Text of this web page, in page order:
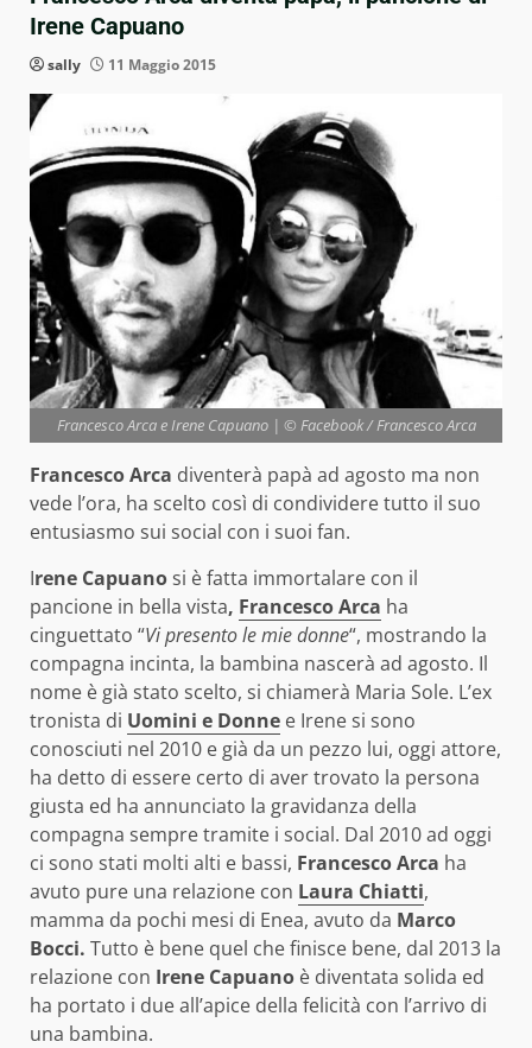
Irene Capuano
sally 11 Maggio 2015
Francesco Arca e Irene Capuano | © Facebook / Francesco Arca
Francesco Arca diventerà papà ad agosto ma non
vede l’ora, ha scelto così di condividere tutto il suo
entusiasmo sui social con i suoi fan.
Irene Capuanosi è fatta immortalare con il
pancione in bella vista, Francesco Arca ha
cinguettato “Vi presento le mie donne“, mostrando la
compagna incinta, la bambina nascerà ad agosto. Il
nome è già stato scelto, si chiamerà Maria Sole. L’ex
tronista di Uomini e Donne e Irene si sono
conosciuti nel 2010 e già da un pezzo lui, oggi attore,
ha detto di essere certo di aver trovato la persona
giusta ed ha annunciato la gravidanza della
compagna sempre tramite i social. Dal 2010 ad oggi
ci sono stati molti alti e bassi, Francesco Arca ha
avuto pure una relazione con Laura Chiatti,
mamma da pochi mesi di Enea, avuto da Marco
Bocci. Tutto è bene quel che finisce bene, dal 2013 la
relazione con Irene Capuano è diventata solida ed
ha portato i due all’apice della felicità con l’arrivo di
una bambina.